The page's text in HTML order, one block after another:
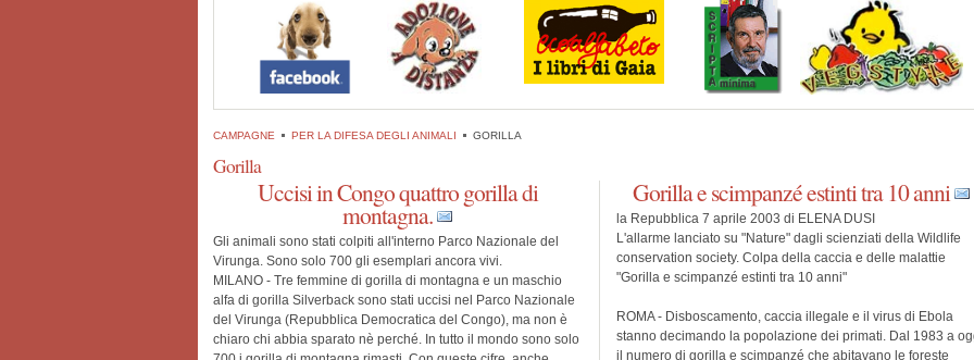
CAMPAGNE PER LA DIFESA DEGLI ANIMALI GORILLA
Gorilla
Uccisi in Congo quattro gorilla di
montagna.
Gli animali sono stati colpiti all'interno Parco Nazionale del
Virunga. Sono solo 700 gli esemplari ancora vivi.
MILANO - Tre femmine di gorilla di montagna e un maschio
alfa di gorilla Silverback sono stati uccisi nel Parco Nazionale
del Virunga (Repubblica Democratica del Congo), ma non è
chiaro chi abbia sparato nè perché. In tutto il mondo sono solo
Gorilla e scimpanzé estinti tra 10 anni
la Repubblica 7 aprile 2003 di ELENA DUSI
L'allarme lanciato su "Nature" dagli scienziati della Wildlife
conservation society. Colpa della caccia e delle malattie
"Gorilla e scimpanzé estinti tra 10 anni"
ROMA - Disboscamento, caccia illegale e il virus di Ebola
stanno decimando la popolazione dei primati. Dal 1983 a
il numero di gorilla e scimpanzé che abitavano le foreste